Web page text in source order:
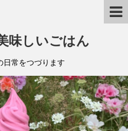
味しいごはん
日常をつづります